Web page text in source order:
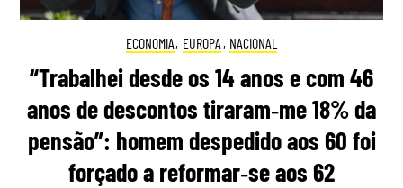
ECONOMIA, EUROPA , NACIONAL
“Trabalhei desde os 14 anos e com 46
anos de descontos tiraram‑me 18% da
pensão”: homem despedido aos 60 foi
forçado a reformar‑se aos 62